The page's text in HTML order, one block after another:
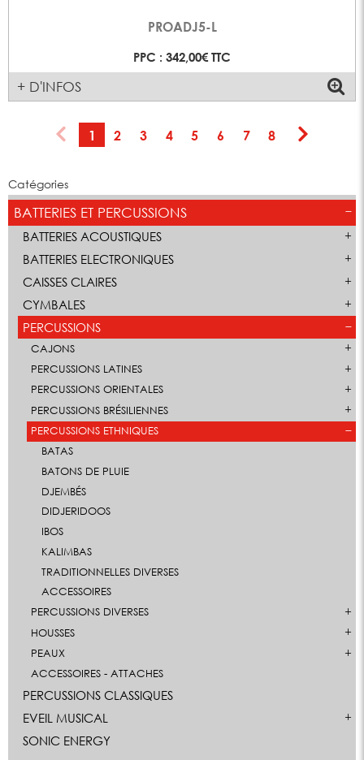
Catégories
BATTERIES ET PERCUSSIONS
BATTERIES ACOUSTIQUES
BATTERIES ELECTRONIQUES
CAISSES CLAIRES
CYMBALES
PERCUSSIONS
CAJONS
PERCUSSIONS LATINES
PERCUSSIONS ORIENTALES
PERCUSSIONS BRÉSILIENNES
PERCUSSIONS ETHNIQUES
BATAS
BATONS DE PLUIE
DJEMBÉS
DIDJERIDOOS
IBOS
KALIMBAS
TRADITIONNELLES DIVERSES
ACCESSOIRES
PERCUSSIONS DIVERSES
HOUSSES
PEAUX
ACCESSOIRES - ATTACHES
PERCUSSIONS CLASSIQUES
EVEIL MUSICAL
SONIC ENERGY
PROADJ5-L
PPC : 342,00€ TTC
+ D'INFOS
1 2 3 4 5 6 7 8